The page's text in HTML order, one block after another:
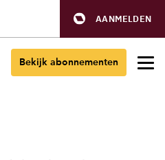
AANMELDEN
Bekijk abonnementen